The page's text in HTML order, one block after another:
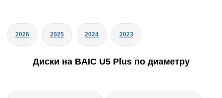
2026 2025 2024 2023
Диски на BAIC U5 Plus по диаметру